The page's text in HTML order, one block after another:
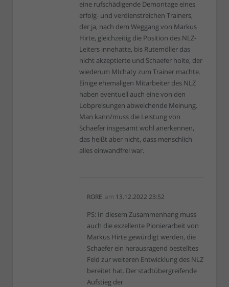
eine rufschädigende Demontage eines
erfolg- und verdienstreichen Trainers,
der ja, nach dem Weggang von Markus
Hirte, gleichzeitig die Position des NLZ-
Leiters innehatte, bis Rutemöller das
nicht akzeptierte und Schaefer holte, der
wiederum MIchaty zum Trainer machte.
Einige ehemaligen Mitarbeiter des NLZ
haben eventuell auch eine von den
Lobpreisungen abweichende Meinung.
Man kann/muss die Leistung von
Schaefer insgesamt wohl anerkennen,
das heißt aber nicht, dass menschlich
alles einwandfrei war.
RORE am 13.12.2022 23:52
PS: In diesem Zusammenhang muss
auch die exzellente Pionierarbeit von
Markus Hirte gewürdigt werden, die
Schaefer ein herausragend bestelltes
Feld zur weiteren Entwicklung des NLZ
bereitet hat. Der stadtübergreifende
Aufstieg der